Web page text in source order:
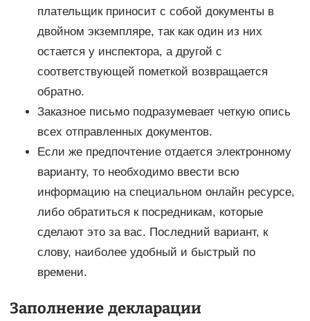
плательщик приносит с собой документы в
двойном экземпляре, так как один из них
остается у инспектора, а другой с
соответствующей пометкой возвращается
обратно.
Заказное письмо подразумевает четкую опись
всех отправленных документов.
Если же предпочтение отдается электронному
варианту, то необходимо ввести всю
информацию на специальном онлайн ресурсе,
либо обратиться к посредникам, которые
сделают это за вас. Последний вариант, к
слову, наиболее удобный и быстрый по
времени.
Заполнение декларации